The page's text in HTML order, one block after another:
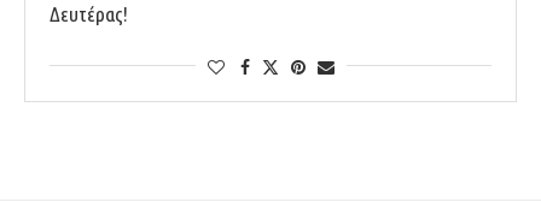
Δευτέρας!